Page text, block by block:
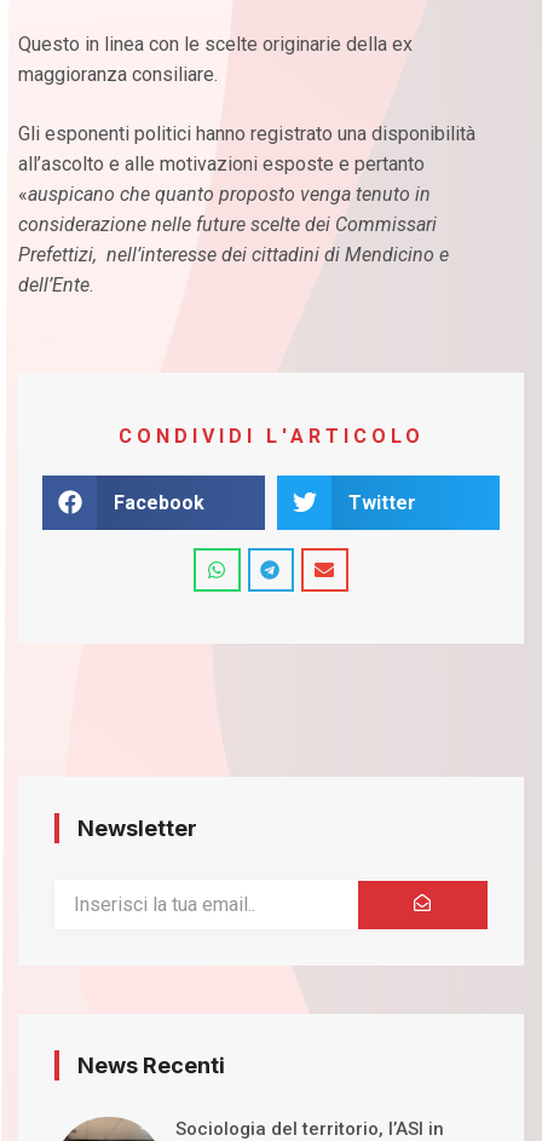
Questo in linea con le scelte originarie della ex
maggioranza consiliare.
Gli esponenti politici hanno registrato una disponibilità
all’ascolto e alle motivazioni esposte e pertanto
«auspicano che quanto proposto venga tenuto in
considerazione nelle future scelte dei Commissari
Prefettizi, nell’interesse dei cittadini di Mendicino e
dell’Ente.
CONDIVIDI L'ARTICOLO
Facebook Twitter
Newsletter
News Recenti
Sociologia del territorio, l’ASI in